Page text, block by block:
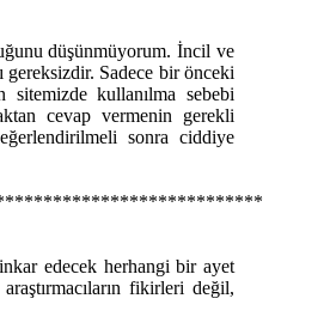
düşünmüyorum. İncil ve
gereksizdir. Sadece bir önceki
sitemizde kullanılma sebebi
cevap vermenin gerekli
sonra ciddiye
edecek herhangi bir ayet
fikirleri değil,